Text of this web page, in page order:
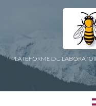
PLATEFORME DU